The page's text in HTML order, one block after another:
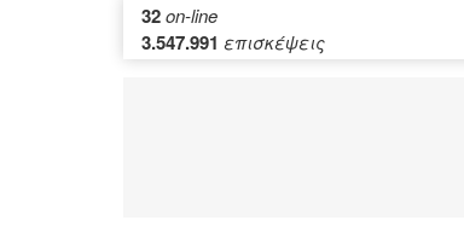
32on-line
3.547.991 επισκέψεις